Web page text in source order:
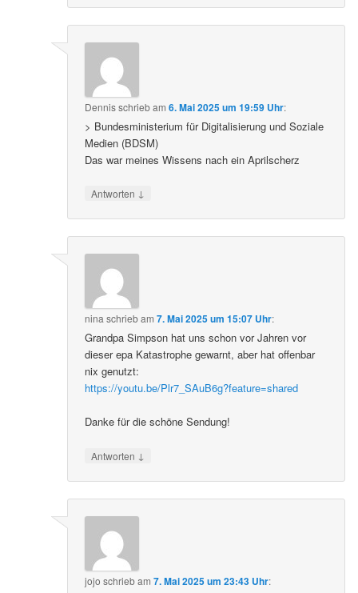
Dennisschriebam6. Mai 2025 um 19:59 Uhr:
> Bundesministerium für Digitalisierung und Soziale
Medien (BDSM)
Das war meines Wissens nach ein Aprilscherz
Antworten ↓
nina schriebam7. Mai 2025 um 15:07 Uhr:
Grandpa Simpson hat uns schon vor Jahren vor
dieser epa Katastrophe gewarnt, aber hat offenbar
nix genutzt:
https://youtu.be/Plr7_SAuB6g?feature=shared
Danke für die schöne Sendung!
Antworten ↓
jojo schriebam7. Mai 2025 um 23:43 Uhr: